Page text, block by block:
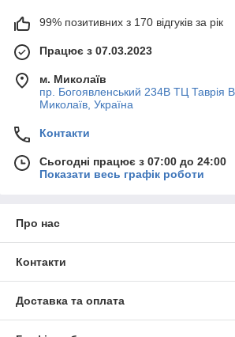
99% позитивних з 170 відгуків за рік
Працює з 07.03.2023
м. Миколаїв
пр. Богоявленський 234В ТЦ Таврія
Миколаїв, Україна
Контакти
Сьогодні працює з 07:00 до 24:00
Показати весь графік роботи
Про нас
Контакти
Доставка та оплата